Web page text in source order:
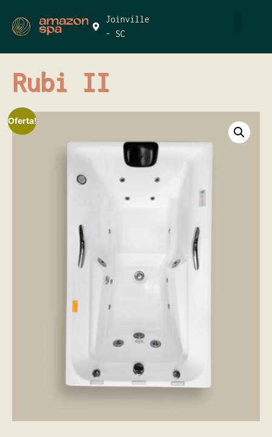
Joinville
- SC
Rubi II
Oferta!